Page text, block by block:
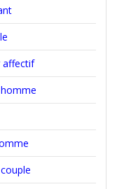
affectif